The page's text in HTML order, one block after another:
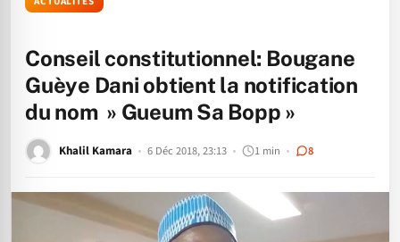
Conseil constitutionnel: Bougane
Guèye Dani obtient la notification
du nom » Gueum Sa Bopp »
Khalil Kamara 6 Déc 2018, 23:13 1 min 8